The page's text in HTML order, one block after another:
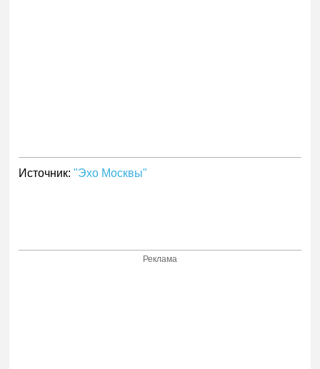
Источник:"Эхо Москвы"
Реклама